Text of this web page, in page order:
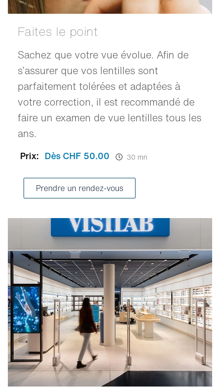
Faites le point
Sachez que votre vue évolue. Afin de
s’assurer que vos lentilles sont
parfaitement tolérées et adaptées à
votre correction, il est recommandé de
faire un examen de vue lentilles tous les
ans.
Prix: Dès CHF 50.00 30 mn
Prendre un rendez-vous